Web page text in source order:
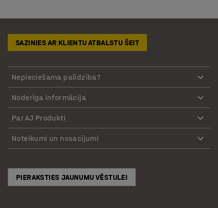
SAZINIES AR KLIENTU ATBALSTU ŠEIT
Nepieciešama palīdzība?
Noderīga informācija
Par AJ Produkti
Noteikumi un nosacījumi
PIERAKSTIES JAUNUMU VĒSTULEI